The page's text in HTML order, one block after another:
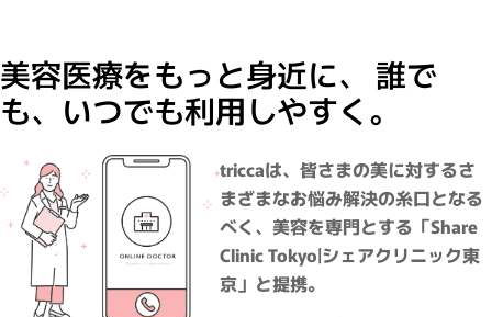
美容医療をもっと身近に、 誰で
も、いつでも利用しやすく。
triccaは、皆さまの美に対するさ
まざまなお悩み解決の糸口となる
べく、美容を専門とする「Share
Clinic Tokyo|シェアクリニック東
京」と提携。